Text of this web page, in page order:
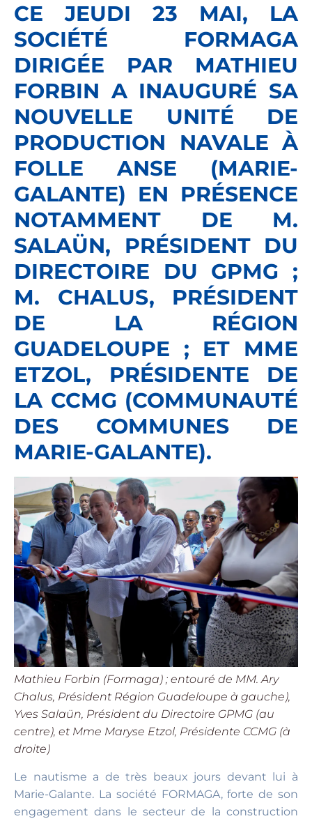
CE JEUDI 23 MAI, LA
SOCIÉTÉ FORMAGA
DIRIGÉE PAR MATHIEU
FORBIN A INAUGURÉ SA
NOUVELLE UNITÉ DE
PRODUCTION NAVALE À
FOLLE ANSE (MARIE-
GALANTE) EN PRÉSENCE
NOTAMMENT DE M.
SALAÜN, PRÉSIDENT DU
DIRECTOIRE DU GPMG ;
M. CHALUS, PRÉSIDENT
DE LA RÉGION
GUADELOUPE ; ET MME
ETZOL, PRÉSIDENTE DE
LA CCMG (COMMUNAUTÉ
DES COMMUNES DE
MARIE-GALANTE).
Mathieu Forbin (Formaga) ; entouré de MM. Ary
Chalus, Président Région Guadeloupe à gauche),
Yves Salaün, Président du Directoire GPMG (au
centre), et Mme Maryse Etzol, Présidente CCMG (à
droite)
Le nautisme a de très beaux jours devant lui à
Marie-Galante. La société FORMAGA, forte de son
engagement dans le secteur de la construction